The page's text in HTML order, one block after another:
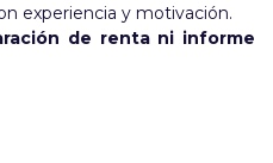
experiencia y motivación.
de renta ni informe